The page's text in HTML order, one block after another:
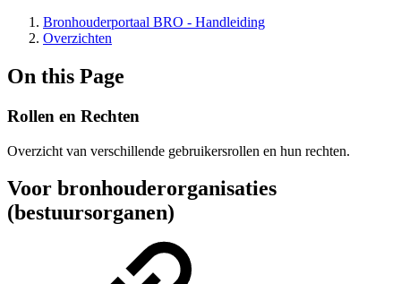
Bronhouderportaal BRO - Handleiding
Overzichten
On this Page
Rollen en Rechten
Overzicht van verschillende gebruikersrollen en hun rechten.
Voor bronhouderorganisaties
(bestuursorganen)